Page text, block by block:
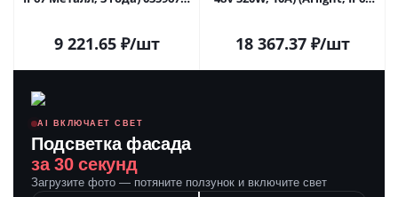
9 221.65₽/шт 18 367.37₽/шт
AI ВКЛЮЧАЕТ СВЕТ
Подсветка фасада
за 30 секунд
Загрузите фото — потяните ползунок и включите свет